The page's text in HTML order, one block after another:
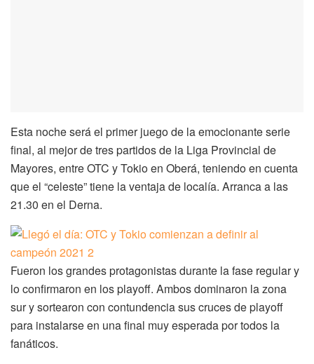
Esta noche será el primer juego de la emocionante serie
final, al mejor de tres partidos de la Liga Provincial de
Mayores, entre OTC y Tokio en Oberá, teniendo en cuenta
que el “celeste” tiene la ventaja de localía. Arranca a las
21.30 en el Derna.
Fueron los grandes protagonistas durante la fase regular y
lo confirmaron en los playoff. Ambos dominaron la zona
sur y sortearon con contundencia sus cruces de playoff
para instalarse en una final muy esperada por todos la
fanáticos.